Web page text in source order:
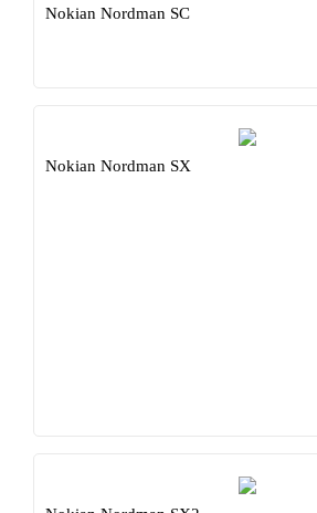
Nokian Nordman SC
Nokian Nordman SX